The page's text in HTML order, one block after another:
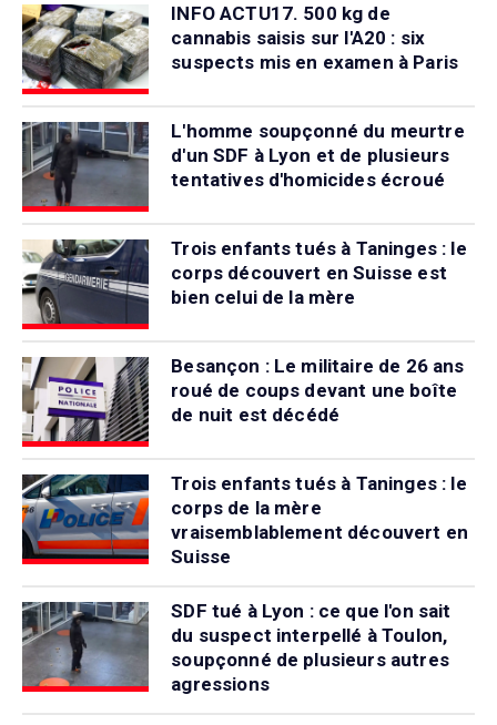
INFO ACTU17. 500 kg de
cannabis saisis sur l'A20 : six
suspects mis en examen à Paris
L'homme soupçonné du meurtre
d'un SDF à Lyon et de plusieurs
tentatives d'homicides écroué
Trois enfants tués à Taninges : le
corps découvert en Suisse est
bien celui de la mère
Besançon : Le militaire de 26 ans
roué de coups devant une boîte
de nuit est décédé
Trois enfants tués à Taninges : le
corps de la mère
vraisemblablement découvert en
Suisse
SDF tué à Lyon : ce que l'on sait
du suspect interpellé à Toulon,
soupçonné de plusieurs autres
agressions